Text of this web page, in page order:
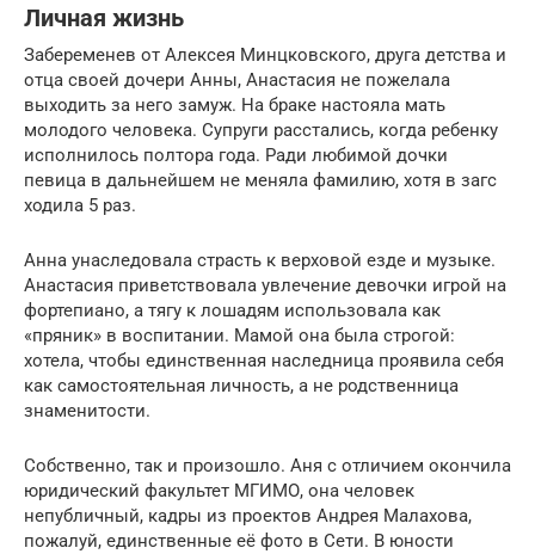
Личная жизнь
Забеременев от Алексея Минцковского, друга детства и
отца своей дочери Анны, Анастасия не пожелала
выходить за него замуж. На браке настояла мать
молодого человека. Супруги расстались, когда ребенку
исполнилось полтора года. Ради любимой дочки
певица в дальнейшем не меняла фамилию, хотя в загс
ходила 5 раз.
Анна унаследовала страсть к верховой езде и музыке.
Анастасия приветствовала увлечение девочки игрой на
фортепиано, а тягу к лошадям использовала как
«пряник» в воспитании. Мамой она была строгой:
хотела, чтобы единственная наследница проявила себя
как самостоятельная личность, а не родственница
знаменитости.
Собственно, так и произошло. Аня с отличием окончила
юридический факультет МГИМО, она человек
непубличный, кадры из проектов Андрея Малахова,
пожалуй, единственные eё фото в Сети. В юности